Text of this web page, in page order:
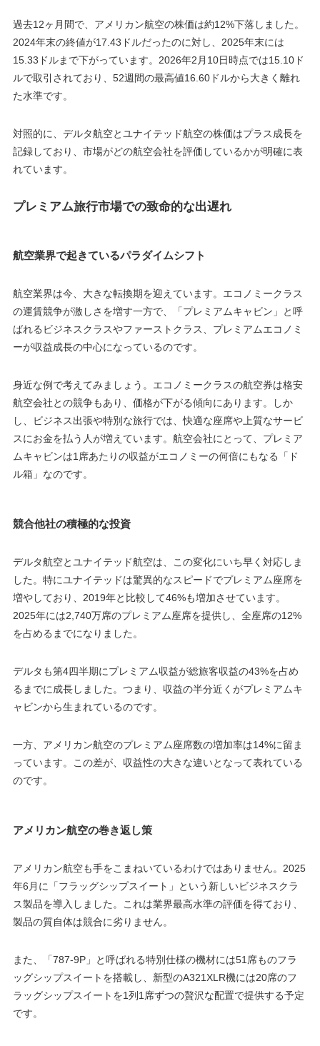
過去12ヶ月間で、アメリカン航空の株価は約12%下落しました。
2024年末の終値が17.43ドルだったのに対し、2025年末には
15.33ドルまで下がっています。2026年2月10日時点では15.10ド
ルで取引されており、52週間の最高値16.60ドルから大きく離れ
た水準です。
対照的に、デルタ航空とユナイテッド航空の株価はプラス成長を
記録しており、市場がどの航空会社を評価しているかが明確に表
れています。
プレミアム旅行市場での致命的な出遅れ
航空業界で起きているパラダイムシフト
航空業界は今、大きな転換期を迎えています。エコノミークラス
の運賃競争が激しさを増す一方で、「プレミアムキャビン」と呼
ばれるビジネスクラスやファーストクラス、プレミアムエコノミ
ーが収益成長の中心になっているのです。
身近な例で考えてみましょう。エコノミークラスの航空券は格安
航空会社との競争もあり、価格が下がる傾向にあります。しか
し、ビジネス出張や特別な旅行では、快適な座席や上質なサービ
スにお金を払う人が増えています。航空会社にとって、プレミア
ムキャビンは1席あたりの収益がエコノミーの何倍にもなる「ド
ル箱」なのです。
競合他社の積極的な投資
デルタ航空とユナイテッド航空は、この変化にいち早く対応しま
した。特にユナイテッドは驚異的なスピードでプレミアム座席を
増やしており、2019年と比較して46%も増加させています。
2025年には2,740万席のプレミアム座席を提供し、全座席の12%
を占めるまでになりました。
デルタも第4四半期にプレミアム収益が総旅客収益の43%を占め
るまでに成長しました。つまり、収益の半分近くがプレミアムキ
ャビンから生まれているのです。
一方、アメリカン航空のプレミアム座席数の増加率は14%に留ま
っています。この差が、収益性の大きな違いとなって表れている
のです。
アメリカン航空の巻き返し策
アメリカン航空も手をこまねいているわけではありません。2025
年6月に「フラッグシップスイート」という新しいビジネスクラ
ス製品を導入しました。これは業界最高水準の評価を得ており、
製品の質自体は競合に劣りません。
また、「787-9P」と呼ばれる特別仕様の機材には51席ものフラ
ッグシップスイートを搭載し、新型のA321XLR機には20席のフ
ラッグシップスイートを1列1席ずつの贅沢な配置で提供する予定
です。